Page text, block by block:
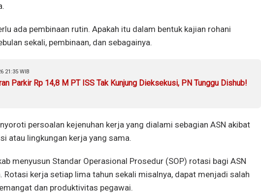
ada pembinaan rutin. Apakah itu dalam bentuk kajian rohani
sekali, pembinaan, dan sebagainya.
21:35 WIB
Parkir Rp 14,8 M PT ISS Tak Kunjung Dieksekusi, PN Tunggu Dishub!
persoalan kejenuhan kerja yang dialami sebagian ASN akibat
atau lingkungan kerja yang sama.
menyusun Standar Operasional Prosedur (SOP) rotasi bagi ASN
Rotasi kerja setiap lima tahun sekali misalnya, dapat menjadi salah
dan produktivitas pegawai.